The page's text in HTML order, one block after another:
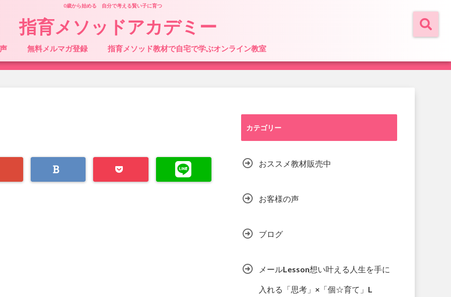
0歳から始める 自分で考える賢い子に育つ
指育メソッドアカデミー
無料メルマガ登録 指育メソッド教材で自宅で学ぶオンライン教室
カテゴリー
おススメ教材販売中
お客様の声
ブログ
メールLesson想い叶える人生を手に
入れる「思考」×「個☆育て」L